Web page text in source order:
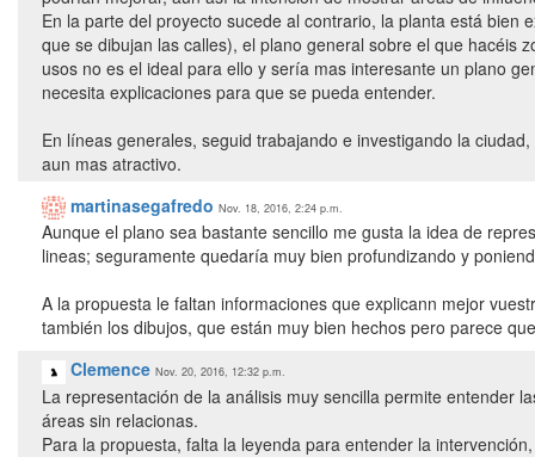
En la parte del proyecto sucede al contrario, la planta está
que se dibujan las calles), el plano general sobre el que hacéis
usos no es el ideal para ello y sería mas interesante un plano
necesita explicaciones para que se pueda entender.
En líneas generales, seguid trabajando e investigando la
aun mas atractivo.
martinasegafredo Nov. 18, 2016, 2:24 p.m.
Aunque el plano sea bastante sencillo me gusta la idea de
lineas; seguramente quedaría muy bien profundizando y
A la propuesta le faltan informaciones que explicann mejor
también los dibujos, que están muy bien hechos pero parece
Clemence Nov. 20, 2016, 12:32 p.m.
La representación de la análisis muy sencilla permite entender
áreas sin relacionas.
Para la propuesta, falta la leyenda para entender la